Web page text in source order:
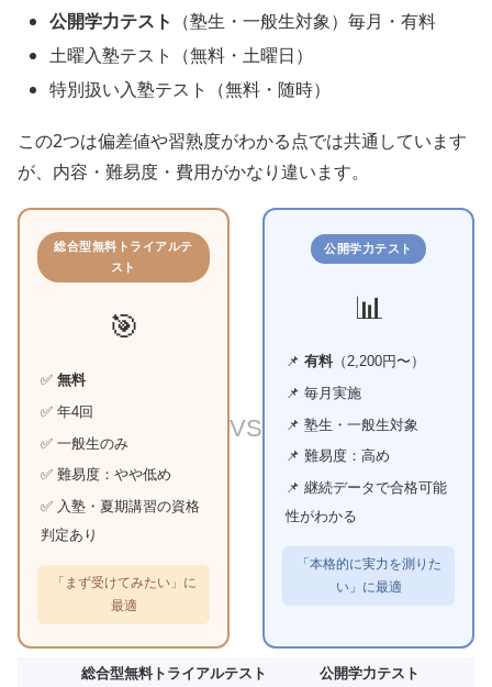
公開学力テスト （塾生・一般生対象）毎月・有料
土曜入塾テスト（無料・土曜日）
特別扱い入塾テスト（無料・随時）
この2つは偏差値や習熟度がわかる点では共通しています
が、内容・難易度・費用がかなり違います。
総合型無料トライアルテ
スト
🎯
✅ 無料
✅ 年4回
✅ 一般生のみ
✅ 難易度：やや低め
✅ 入塾・夏期講習の資格
判定あり
「まず受けてみたい」に
最適
VS
公開学力テスト
📊
📌 有料（2,200円〜）
📌 毎月実施
📌 塾生・一般生対象
📌 難易度：高め
📌 継続データで合格可能
性がわかる
「本格的に実力を測りた
い」に最適
総合型無料トライアルテスト
公開学力テスト